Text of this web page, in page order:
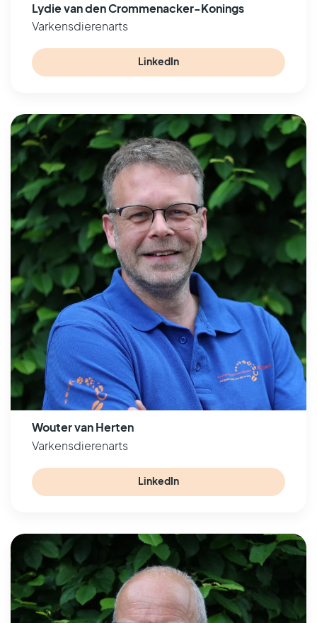
Lydie van den Crommenacker-Konings
Varkensdierenarts
LinkedIn
Wouter van Herten
Varkensdierenarts
LinkedIn